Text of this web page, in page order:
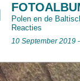
Polen en de
Reacties
10 September 2019